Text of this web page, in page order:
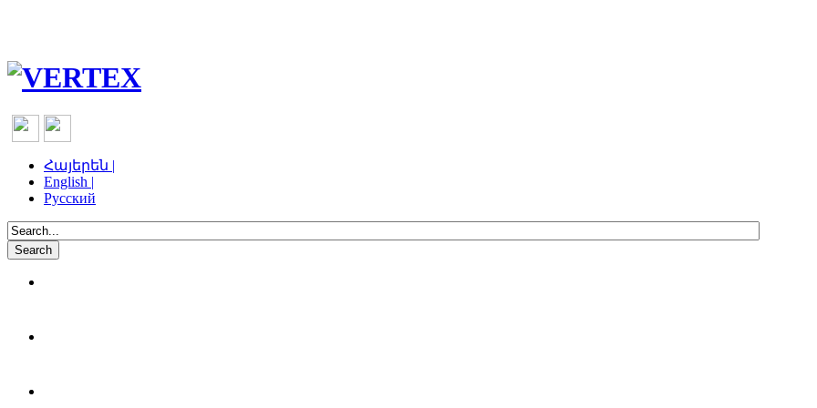
Հայերեն |
English |
Русский